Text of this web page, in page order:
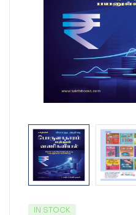
IN STOCK